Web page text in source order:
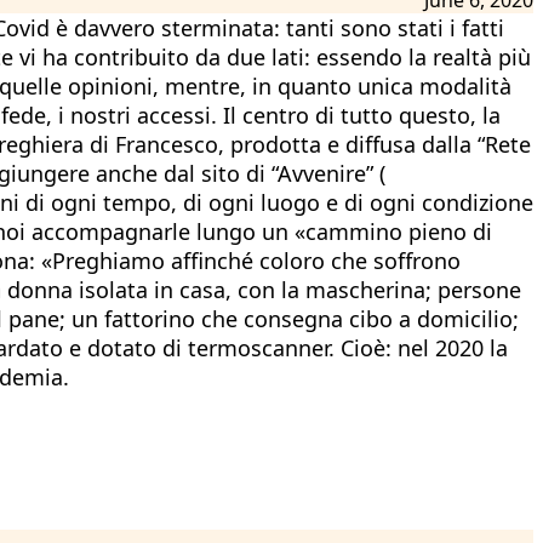
è davvero sterminata: tanti sono stati i fatti
vi ha contribuito da due lati: essendo la realtà più
opinioni, mentre, in quanto unica modalità
i nostri accessi. Il centro di tutto questo, la
di Francesco, prodotta e diffusa dalla “Rete
anche dal sito di “Avvenire” (
di ogni tempo, di ogni luogo e di ogni condizione
accompagnarle lungo un «cammino pieno di
«Preghiamo affinché coloro che soffrono
isolata in casa, con la mascherina; persone
un fattorino che consegna cibo a domicilio;
e dotato di termoscanner. Cioè: nel 2020 la